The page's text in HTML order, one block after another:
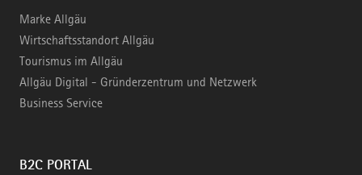
Marke Allgäu
Wirtschaftsstandort Allgäu
Tourismus im Allgäu
Allgäu Digital - Gründerzentrum und Netzwerk
Business Service
B2C PORTAL